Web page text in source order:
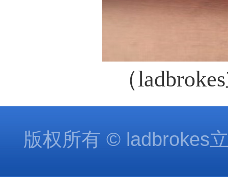
（
版权所有 © ladbrokes